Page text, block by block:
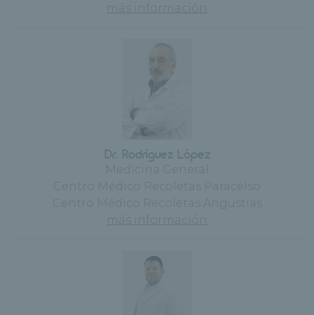
más información
Dr. Rodríguez López
Medicina General
Centro Médico Recoletas Paracelso
Centro Médico Recoletas Angustias
más información